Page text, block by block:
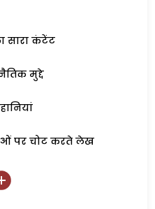
सारा कंटेंट
मुद्दे
पर चोट करते लेख